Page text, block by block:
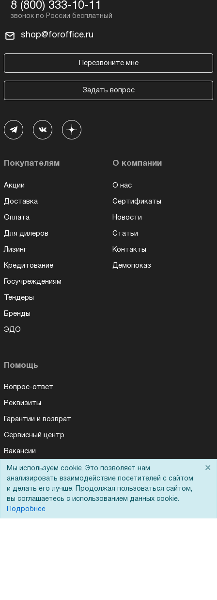
8 (800) 333-10-11
shop@foroffice.ru
Перезвоните мне
Задать вопрос
Покупателям
Акции
Доставка
Оплата
Для дилеров
Лизинг
Кредитование
Госучреждениям
Тендеры
Бренды
ЭДО
О компании
О нас
Сертификаты
Новости
Статьи
Контакты
Демопоказ
Помощь
Вопрос-ответ
Реквизиты
Гарантии и возврат
Сервисный центр
Вакансии
Обратная связь
Для Таможенного союза
Запрос актов сверки
Мы используем cookie. Это позволяет нам
анализировать взаимодействие посетителей с сайтом
и делать его лучше. Продолжая пользоваться сайтом,
вы соглашаетесь с использованием данных cookie.
Подробнее
×
Для Вас доступно эксклюзивное приложение при
заказе этого товара
Получить скидку Не показывать